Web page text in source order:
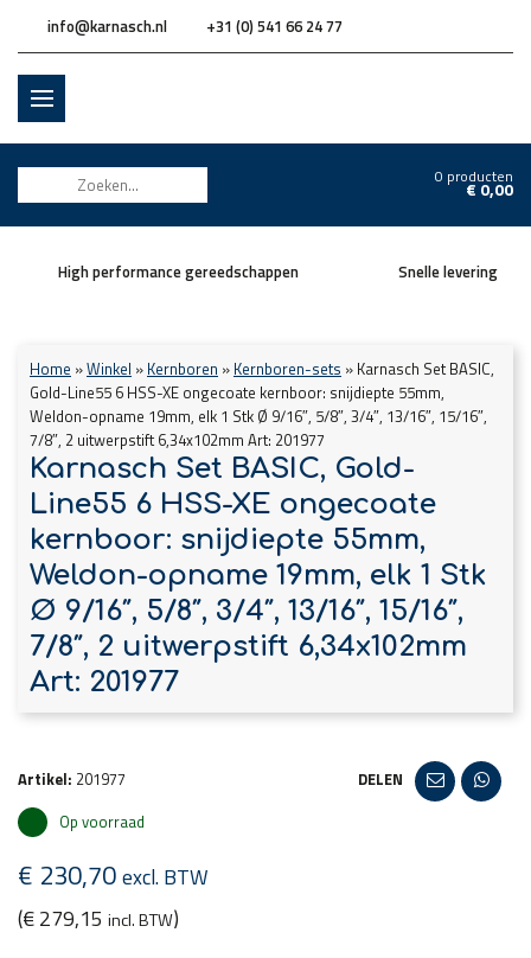
info@karnasch.nl +31 (0) 541 66 24 77
0 producten
€0,00
High performance gereedschappen Snelle levering
Home »Winkel » Kernboren » Kernboren-sets » Karnasch Set BASIC,
Gold-Line55 6 HSS-XE ongecoate kernboor: snijdiepte 55mm,
Weldon-opname 19mm, elk 1 Stk Ø 9/16″, 5/8″, 3/4″, 13/16″, 15/16″,
7/8″, 2 uitwerpstift 6,34x102mm Art: 201977
Karnasch Set BASIC, Gold-
Line55 6 HSS-XE ongecoate
kernboor: snijdiepte 55mm,
Weldon-opname 19mm, elk 1 Stk
Ø 9/16″, 5/8″, 3/4″, 13/16″, 15/16″,
7/8″, 2 uitwerpstift 6,34x102mm
Art: 201977
Artikel: 201977
DELEN
Op voorraad
€ 230,70excl. BTW
(€279,15 incl. BTW)